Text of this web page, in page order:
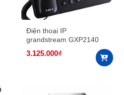
Điện thoại IP
grandstream GXP2140
3.125.000₫